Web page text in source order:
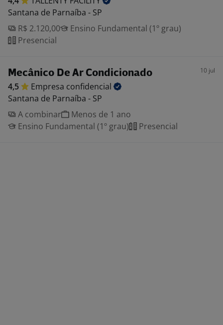
Santana de Parnaíba - SP
R$ 2.120,00
Ensino Fundamental (1º grau)
Presencial
Mecânico De Ar Condicionado 10 jul
4,5 Empresa confidencial
Santana de Parnaíba - SP
A combinar
Menos de 1 ano
Ensino Fundamental (1º grau)
Presencial